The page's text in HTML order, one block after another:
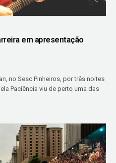
em apresentação
no Sesc Pinheiros, por três noites
Paciência viu de perto uma das